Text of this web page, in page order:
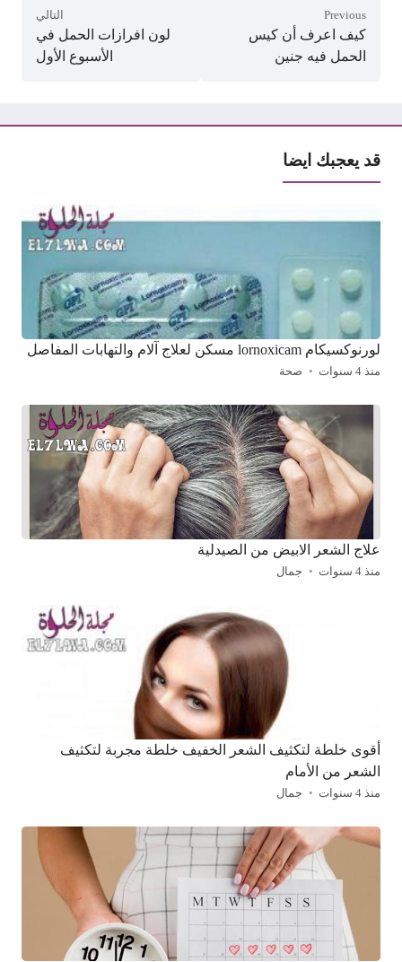
Previous
كيف اعرف أن كيس
الحمل فيه جنين
التالي
لون افرازات الحمل في
الأسبوع الأول
قد يعجبك ايضا
لورنوكسيكام lornoxicam مسكن لعلاج آلام والتهابات المفاصل
منذ 4 سنوات صحة
علاج الشعر الابيض من الصيدلية
منذ 4 سنوات جمال
أقوى خلطة لتكثيف الشعر الخفيف خلطة مجربة لتكثيف
الشعر من الأمام
منذ 4 سنوات جمال